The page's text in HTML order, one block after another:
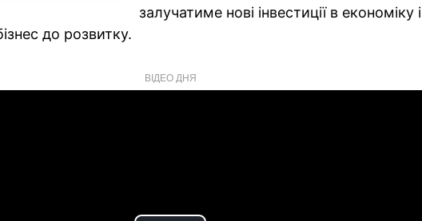
залучатиме нові інвестиції в економіку і
до розвитку.
ВІДЕО ДНЯ